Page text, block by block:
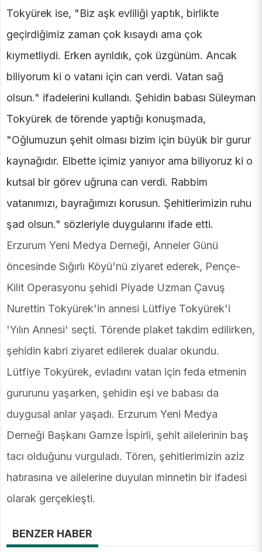
Tokyürek ise, "Biz aşk evliliği yaptık, birlikte
geçirdiğimiz zaman çok kısaydı ama çok
kıymetliydi. Erken ayrıldık, çok üzgünüm. Ancak
biliyorum ki o vatanı için can verdi. Vatan sağ
olsun." ifadelerini kullandı. Şehidin babası Süleyman
Tokyürek de törende yaptığı konuşmada,
"Oğlumuzun şehit olması bizim için büyük bir gurur
kaynağıdır. Elbette içimiz yanıyor ama biliyoruz ki o
kutsal bir görev uğruna can verdi. Rabbim
vatanımızı, bayrağımızı korusun. Şehitlerimizin ruhu
şad olsun." sözleriyle duygularını ifade etti.
Erzurum Yeni Medya Derneği, Anneler Günü
öncesinde Sığırlı Köyü'nü ziyaret ederek, Pençe-
Kilit Operasyonu şehidi Piyade Uzman Çavuş
Nurettin Tokyürek'in annesi Lütfiye Tokyürek'i
'Yılın Annesi' seçti. Törende plaket takdim edilirken,
şehidin kabri ziyaret edilerek dualar okundu.
Lütfiye Tokyürek, evladını vatan için feda etmenin
gururunu yaşarken, şehidin eşi ve babası da
duygusal anlar yaşadı. Erzurum Yeni Medya
Derneği Başkanı Gamze İspirli, şehit ailelerinin baş
tacı olduğunu vurguladı. Tören, şehitlerimizin aziz
hatırasına ve ailelerine duyulan minnetin bir ifadesi
olarak gerçekleşti.
BENZER HABER